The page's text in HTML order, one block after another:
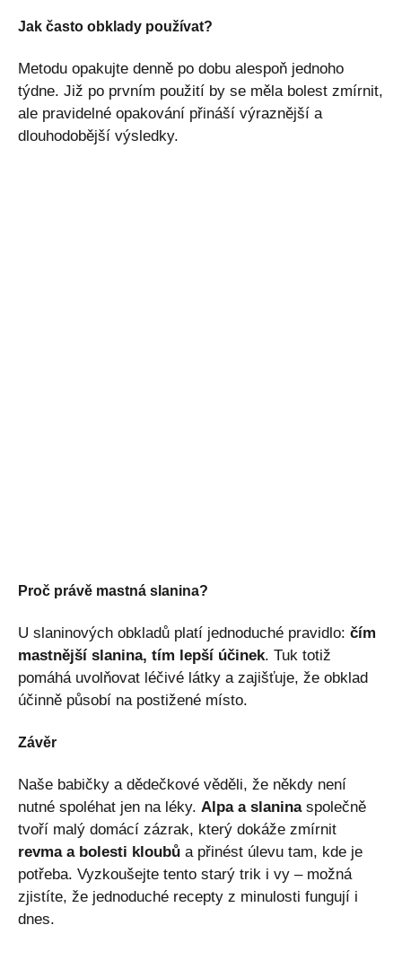
Jak často obklady používat?
Metodu opakujte denně po dobu alespoň jednoho
týdne. Již po prvním použití by se měla bolest zmírnit,
ale pravidelné opakování přináší výraznější a
dlouhodobější výsledky.
Proč právě mastná slanina?
U slaninových obkladů platí jednoduché pravidlo: čím
mastnější slanina, tím lepší účinek. Tuk totiž
pomáhá uvolňovat léčivé látky a zajišťuje, že obklad
účinně působí na postižené místo.
Závěr
Naše babičky a dědečkové věděli, že někdy není
nutné spoléhat jen na léky. Alpa a slaninaspolečně
tvoří malý domácí zázrak, který dokáže zmírnit
revma a bolesti kloubů a přinést úlevu tam, kde je
potřeba. Vyzkoušejte tento starý trik i vy – možná
zjistíte, že jednoduché recepty z minulosti fungují i
dnes.